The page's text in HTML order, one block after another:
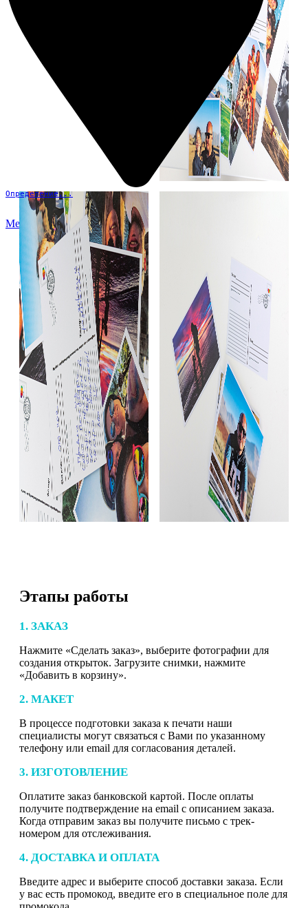
Определение...
Меню
Этапы работы
1. ЗАКАЗ
Нажмите «Сделать заказ», выберите фотографии для
создания открыток. Загрузите снимки, нажмите
«Добавить в корзину».
2. МАКЕТ
В процессе подготовки заказа к печати наши
специалисты могут связаться с Вами по указанному
телефону или email для согласования деталей.
3. ИЗГОТОВЛЕНИЕ
Оплатите заказ банковской картой. После оплаты
получите подтверждение на email с описанием заказа.
Когда отправим заказ вы получите письмо с трек-
номером для отслеживания.
4. ДОСТАВКА И ОПЛАТА
Введите адрес и выберите способ доставки заказа. Если
у вас есть промокод, введите его в специальное поле для